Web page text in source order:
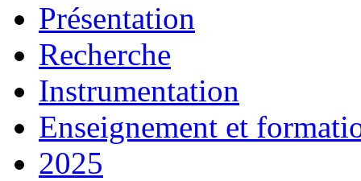
Présentation
Recherche
Instrumentation
Enseignement et
2025